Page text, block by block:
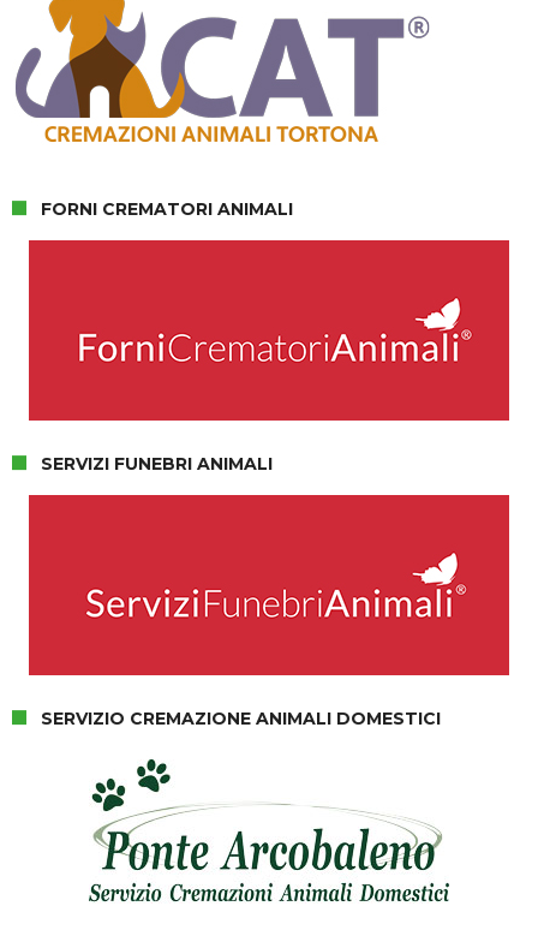
FORNI CREMATORI ANIMALI
SERVIZI FUNEBRI ANIMALI
SERVIZIO CREMAZIONE ANIMALI DOMESTICI